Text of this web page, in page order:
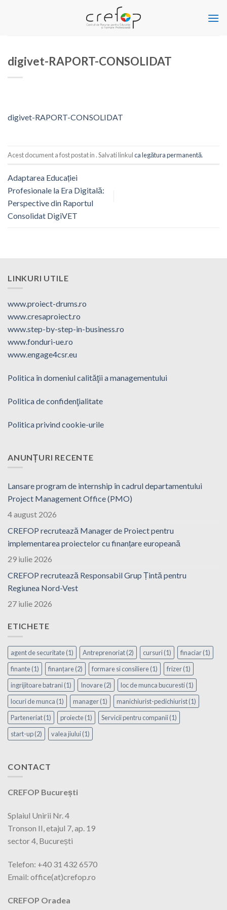
digivet-RAPORT-CONSOLIDAT
digivet-RAPORT-CONSOLIDAT
Acest document a fost postat in . Salvati linkulca legătura permanentă.
Adaptarea Educației
Profesionale la Era Digitală:
Perspective din Raportul
Consolidat DigiVET
LINKURI UTILE
www.proiect-drums.ro
www.cresaproiect.ro
www.step-by-step-in-business.ro
www.fonduri-ue.ro
www.engage4csr.eu
Politica în domeniul calităţii a managementului
Politica de confidenţialitate
Politica privind cookie-urile
ANUNȚURI RECENTE
Lansare program de internship în cadrul departamentului
Project Management Office (PMO)
4 august 2026
CREFOP recrutează Manager de Proiect pentru
implementarea proiectelor cu finanțare europeană
29 iulie 2026
CREFOP recrutează Responsabil Grup Țintă pentru
Regiunea Nord-Vest
27 iulie 2026
ETICHETE
agent de securitate(1) Antreprenoriat(2) cursuri(1) finaciar(1)
finante(1) finanțare(2) formare si consiliere(1) frizer(1)
ingrijitoare batrani(1) Inovare(2) loc de munca bucuresti(1)
locuri de munca (1) manager(1) manichiurist-pedichiurist(1)
Parteneriat(1) proiecte(1) Servicii pentru companii(1)
start-up(2) valea jiului(1)
CONTACT
CREFOP București
Splaiul Unirii Nr. 4
Tronson II, etajul 7, ap. 19
sector 4, București
Telefon: +40 31 432 6570
Email: office(at)crefop.ro
CREFOP Oradea